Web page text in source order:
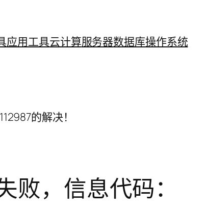
应用工具云计算服务器数据库操作系统
的解决！
，信息代码：